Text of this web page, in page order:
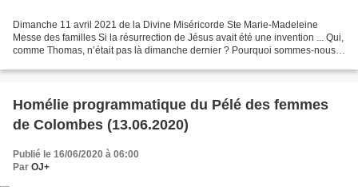
Dimanche 11 avril 2021 de la Divine Miséricorde Ste Marie-Madeleine
Messe des familles Si la résurrection de Jésus avait été une invention ... Qui,
comme Thomas, n’était pas là dimanche dernier ? Pourquoi sommes-nous
Homélie programmatique du Pélé des femmes
de Colombes (13.06.2020)
Publié le 16/06/2020 à 06:00
Par OJ+